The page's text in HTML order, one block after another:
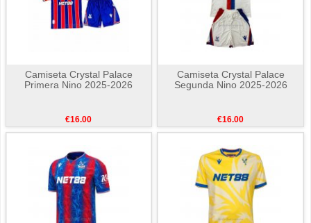
Camiseta Crystal Palace
Primera Nino 2025-2026
€16.00
Camiseta Crystal Palace
Segunda Nino 2025-2026
€16.00